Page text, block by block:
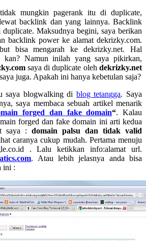
mungkin pagerank itu di duplicate,
backlink dan yang lainnya. Backlink
Maksudnya begini, saya berikan
backlink power ke alamat dekrizky.com.
bisa mengarah ke dekrizky.net. Hal
kan? Namun inilah yang saya pikirkan,
saya di duplicate olehdekrizky.net
juga. Apakah ini hanya kebetulan saja?
saya blogwalking di blog tetangga. Saya
saya membaca sebuah artikel menarik
forged dan fake domain“. Kalau
forged dan fake domain ini arti kedua
saya : domain palsu dan tidak valid
caranya cukup mudah. Pertama menuju
. Lalu ketikkan info:alamat url.
. Atau lebih jelasnya anda bisa
ini :